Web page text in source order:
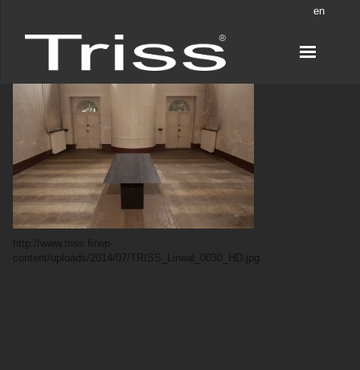
en
http://www.triss.fr/wp-
content/uploads/2014/07/TRISS_Lineal_0030_HD.jpg